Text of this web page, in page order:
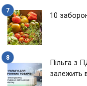
10
Пільга з
залежить